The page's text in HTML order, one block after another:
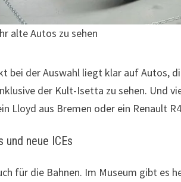
alte Autos zu sehen
bei der Auswahl liegt klar auf Autos,
der Kult-Isetta zu sehen. Und
Lloyd aus Bremen oder ein Renault
und neue ICEs
für die Bahnen. Im Museum gibt es